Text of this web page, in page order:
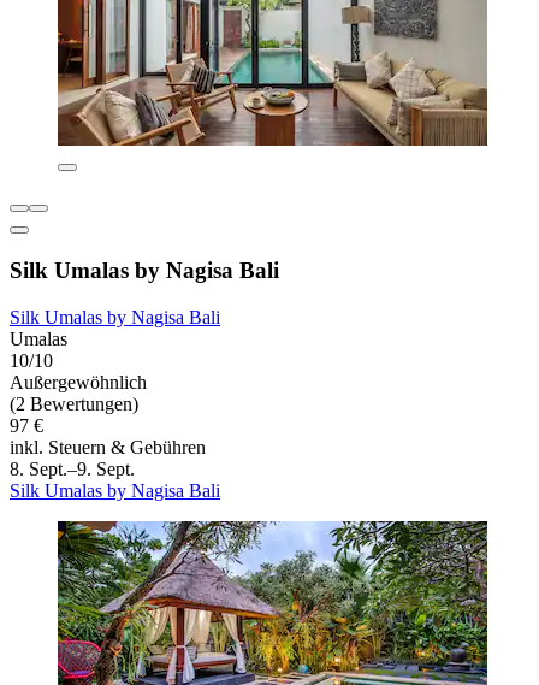
Silk Umalas by Nagisa Bali
Silk Umalas by Nagisa Bali
Umalas
10/10
Außergewöhnlich
(2 Bewertungen)
97 €
inkl. Steuern & Gebühren
8. Sept.–9. Sept.
Silk Umalas by Nagisa Bali